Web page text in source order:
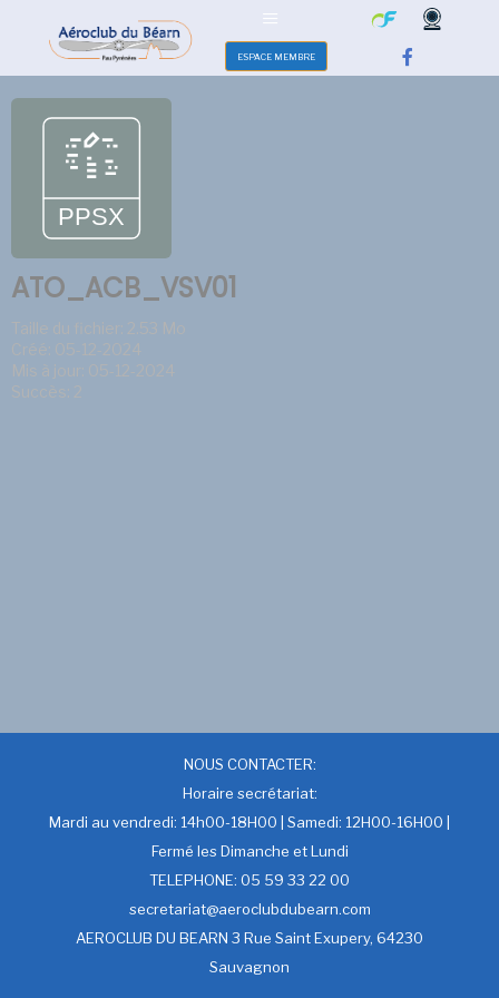
ESPACE MEMBRE
ATO_ACB_VSV01
Taille du fichier: 2.53 Mo
Créé: 05-12-2024
Mis à jour: 05-12-2024
Succès: 2
NOUS CONTACTER:
Horaire secrétariat:
Mardi au vendredi: 14h00-18H00 | Samedi: 12H00-16H00 |
Fermé les Dimanche et Lundi
TELEPHONE: 05 59 33 22 00
secretariat@aeroclubdubearn.com
AEROCLUB DU BEARN 3 Rue Saint Exupery, 64230
Sauvagnon